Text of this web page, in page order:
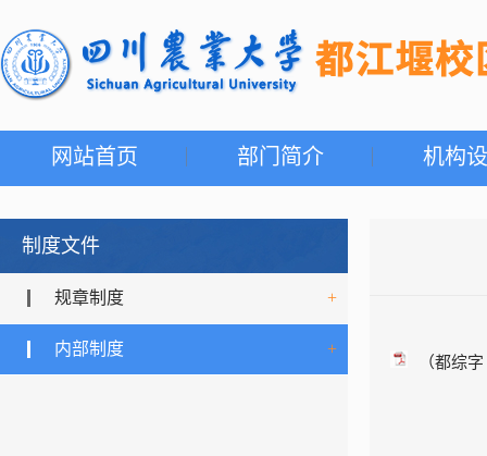
网站首页 部门简介 机构
制度文件
规章制度 +
内部制度 +
（都综